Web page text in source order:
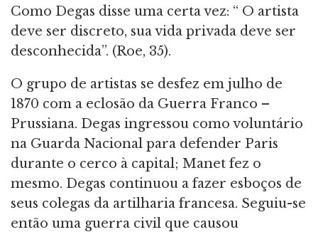
Como Degas disse uma certa vez: “ O artista
deve ser discreto, sua vida privada deve ser
desconhecida”. (Roe, 35).
O grupo de artistas se desfez em julho de
1870 com a eclosão da Guerra Franco –
Prussiana. Degas ingressou como voluntário
na Guarda Nacional para defender Paris
durante o cerco à capital; Manet fez o
mesmo. Degas continuou a fazer esboços de
seus colegas da artilharia francesa. Seguiu-se
então uma guerra civil que causou